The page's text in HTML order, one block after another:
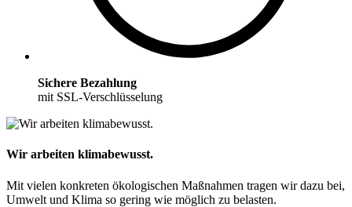
Sichere Bezahlung
mit SSL-Verschlüsselung
Wir arbeiten klimabewusst.
Mit vielen konkreten ökologischen Maßnahmen tragen wir dazu bei,
Umwelt und Klima so gering wie möglich zu belasten.